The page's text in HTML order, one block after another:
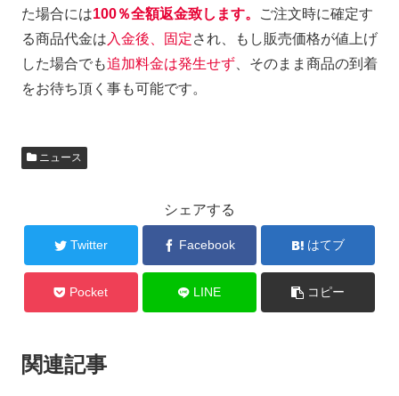
た場合には100％全額返金致します。
ご注文時に確定す
る商品代金は 入金後、固定され、もし販売価格が値上げ
した場合でも追加料金は発生せず 、そのまま商品の到着
をお待ち頂く事も可能です。
ニュース
シェアする
Twitter Facebook はてブ
Pocket LINE コピー
関連記事